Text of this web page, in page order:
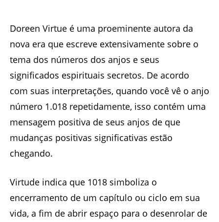
Doreen Virtue é uma proeminente autora da
nova era que escreve extensivamente sobre o
tema dos números dos anjos e seus
significados espirituais secretos. De acordo
com suas interpretações, quando você vê o anjo
número 1.018 repetidamente, isso contém uma
mensagem positiva de seus anjos de que
mudanças positivas significativas estão
chegando.
Virtude indica que 1018 simboliza o
encerramento de um capítulo ou ciclo em sua
vida, a fim de abrir espaço para o desenrolar de